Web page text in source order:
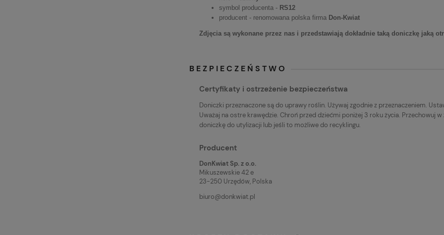
symbol producenta - RS12
producent - renomowana polska firma Don-Kwiat
Zdjęcia są wykonane przez nas i przedstawiają dokładnie taką doniczkę jaką
BEZPIECZEŃSTWO
Certyfikaty i ostrzeżenie bezpieczeństwa
Doniczki przeznaczone są do uprawy roślin. Używaj zgodnie z przeznaczeniem.
Uważaj na ostre krawędzie. Chroń przed dziećmi poniżej 3 roku życia. Przechowuj
doniczkę do utylizacji lub jeśli to możliwe do recyklingu.
Producent
DonKwiat Sp. z o.o.
Mikuszewskie 42 e
23-250 Urzędów, Polska
biuro@donkwiat.pl